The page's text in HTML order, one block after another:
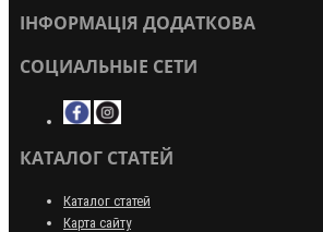
ІНФОРМАЦІЯ ДОДАТКОВА
СОЦИАЛЬНЫЕ СЕТИ
КАТАЛОГ СТАТЕЙ
Каталог статей
Карта сайту